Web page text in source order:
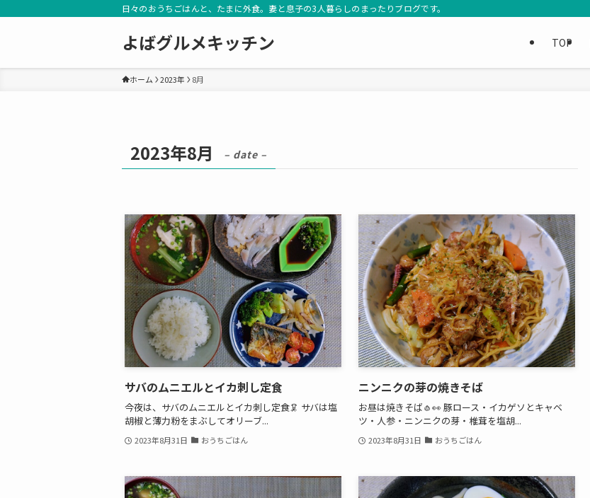
日々のおうちごはんと、たまに外食。妻と息子の3人暮らしのまったりブログです。
よばグルメキッチン TOP
ホーム 2023年 8月
2023年8月 – date –
サバのムニエルとイカ刺し定食
今夜は、サバのムニエルとイカ刺し定食🦑 サバは塩
胡椒と薄力粉をまぶしてオリーブ...
2023年8月31日 おうちごはん
ニンニクの芽の焼きそば
お昼は焼きそば🧄👀 豚ロース・イカゲソとキャベ
ツ・人参・ニンニクの芽・椎茸を塩胡...
2023年8月31日 おうちごはん